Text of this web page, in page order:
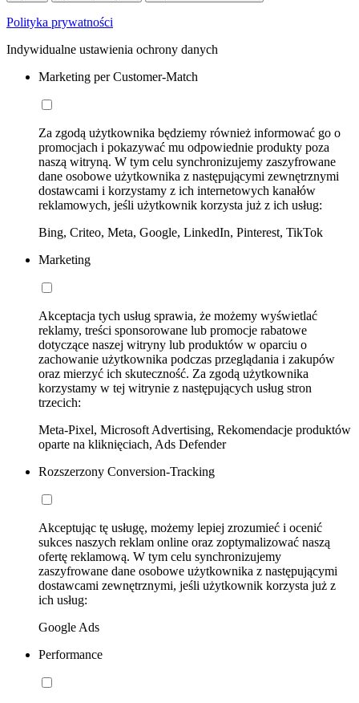
Polityka prywatności
Indywidualne ustawienia ochrony danych
Marketing per Customer-Match
Za zgodą użytkownika będziemy również informować go o
promocjach i pokazywać mu odpowiednie produkty poza
naszą witryną. W tym celu synchronizujemy zaszyfrowane
dane osobowe użytkownika z następującymi zewnętrznymi
dostawcami i korzystamy z ich internetowych kanałów
reklamowych, jeśli użytkownik korzysta już z ich usług:
Bing, Criteo, Meta, Google, LinkedIn, Pinterest, TikTok
Marketing
Akceptacja tych usług sprawia, że możemy wyświetlać
reklamy, treści sponsorowane lub promocje rabatowe
dotyczące naszej witryny lub produktów w oparciu o
zachowanie użytkownika podczas przeglądania i zakupów
oraz mierzyć ich skuteczność. Za zgodą użytkownika
korzystamy w tej witrynie z następujących usług stron
trzecich:
Meta-Pixel, Microsoft Advertising, Rekomendacje produktów
oparte na kliknięciach, Ads Defender
Rozszerzony Conversion-Tracking
Akceptując tę usługę, możemy lepiej zrozumieć i ocenić
sukces naszych reklam online oraz zoptymalizować naszą
ofertę reklamową. W tym celu synchronizujemy
zaszyfrowane dane osobowe użytkownika z następującymi
dostawcami zewnętrznymi, jeśli użytkownik korzysta już z
ich usług:
Google Ads
Performance